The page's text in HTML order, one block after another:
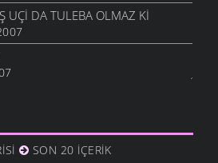
UÇİ DA TULEBA OLMAZ Kİ
SON 20 İÇERIK